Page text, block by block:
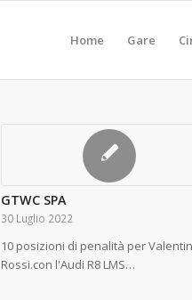
Home Gare
GTWC SPA
30 Luglio 2022
10 posizioni di penalità per
Rossi.con l'Audi R8 LMS…